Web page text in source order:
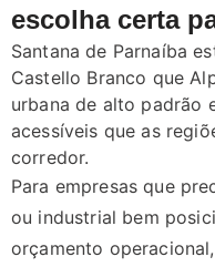
escolha certa
Santana de Parnaíba
Castello Branco que
urbana de alto padrão
acessíveis que as
corredor.
Para empresas que
ou industrial bem
orçamento